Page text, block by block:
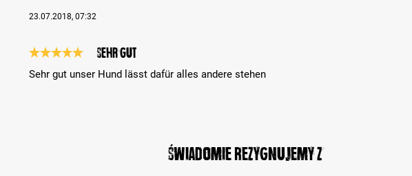
23.07.2018, 07:32
sehr gut
Sehr gut unser Hund lässt dafür alles andere stehen
Świadomie rezygnujemy z